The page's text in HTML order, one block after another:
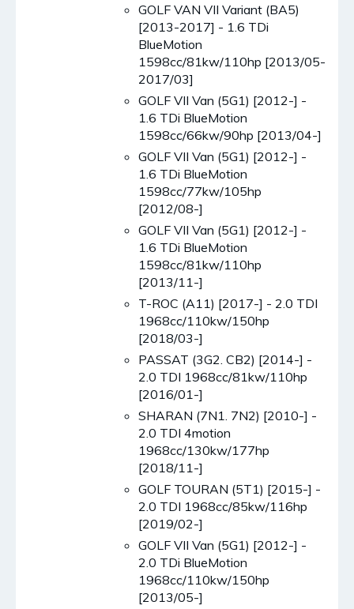
GOLF VAN VII Variant (BA5)
[2013-2017] - 1.6 TDi
BlueMotion
1598cc/81kw/110hp [2013/05-
2017/03]
GOLF VII Van (5G1) [2012-] -
1.6 TDi BlueMotion
1598cc/66kw/90hp [2013/04-]
GOLF VII Van (5G1) [2012-] -
1.6 TDi BlueMotion
1598cc/77kw/105hp
[2012/08-]
GOLF VII Van (5G1) [2012-] -
1.6 TDi BlueMotion
1598cc/81kw/110hp
[2013/11-]
T-ROC (A11) [2017-] - 2.0 TDI
1968cc/110kw/150hp
[2018/03-]
PASSAT (3G2. CB2) [2014-] -
2.0 TDI 1968cc/81kw/110hp
[2016/01-]
SHARAN (7N1. 7N2) [2010-] -
2.0 TDI 4motion
1968cc/130kw/177hp
[2018/11-]
GOLF TOURAN (5T1) [2015-] -
2.0 TDI 1968cc/85kw/116hp
[2019/02-]
GOLF VII Van (5G1) [2012-] -
2.0 TDi BlueMotion
1968cc/110kw/150hp
[2013/05-]